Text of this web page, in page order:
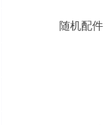
随机配件